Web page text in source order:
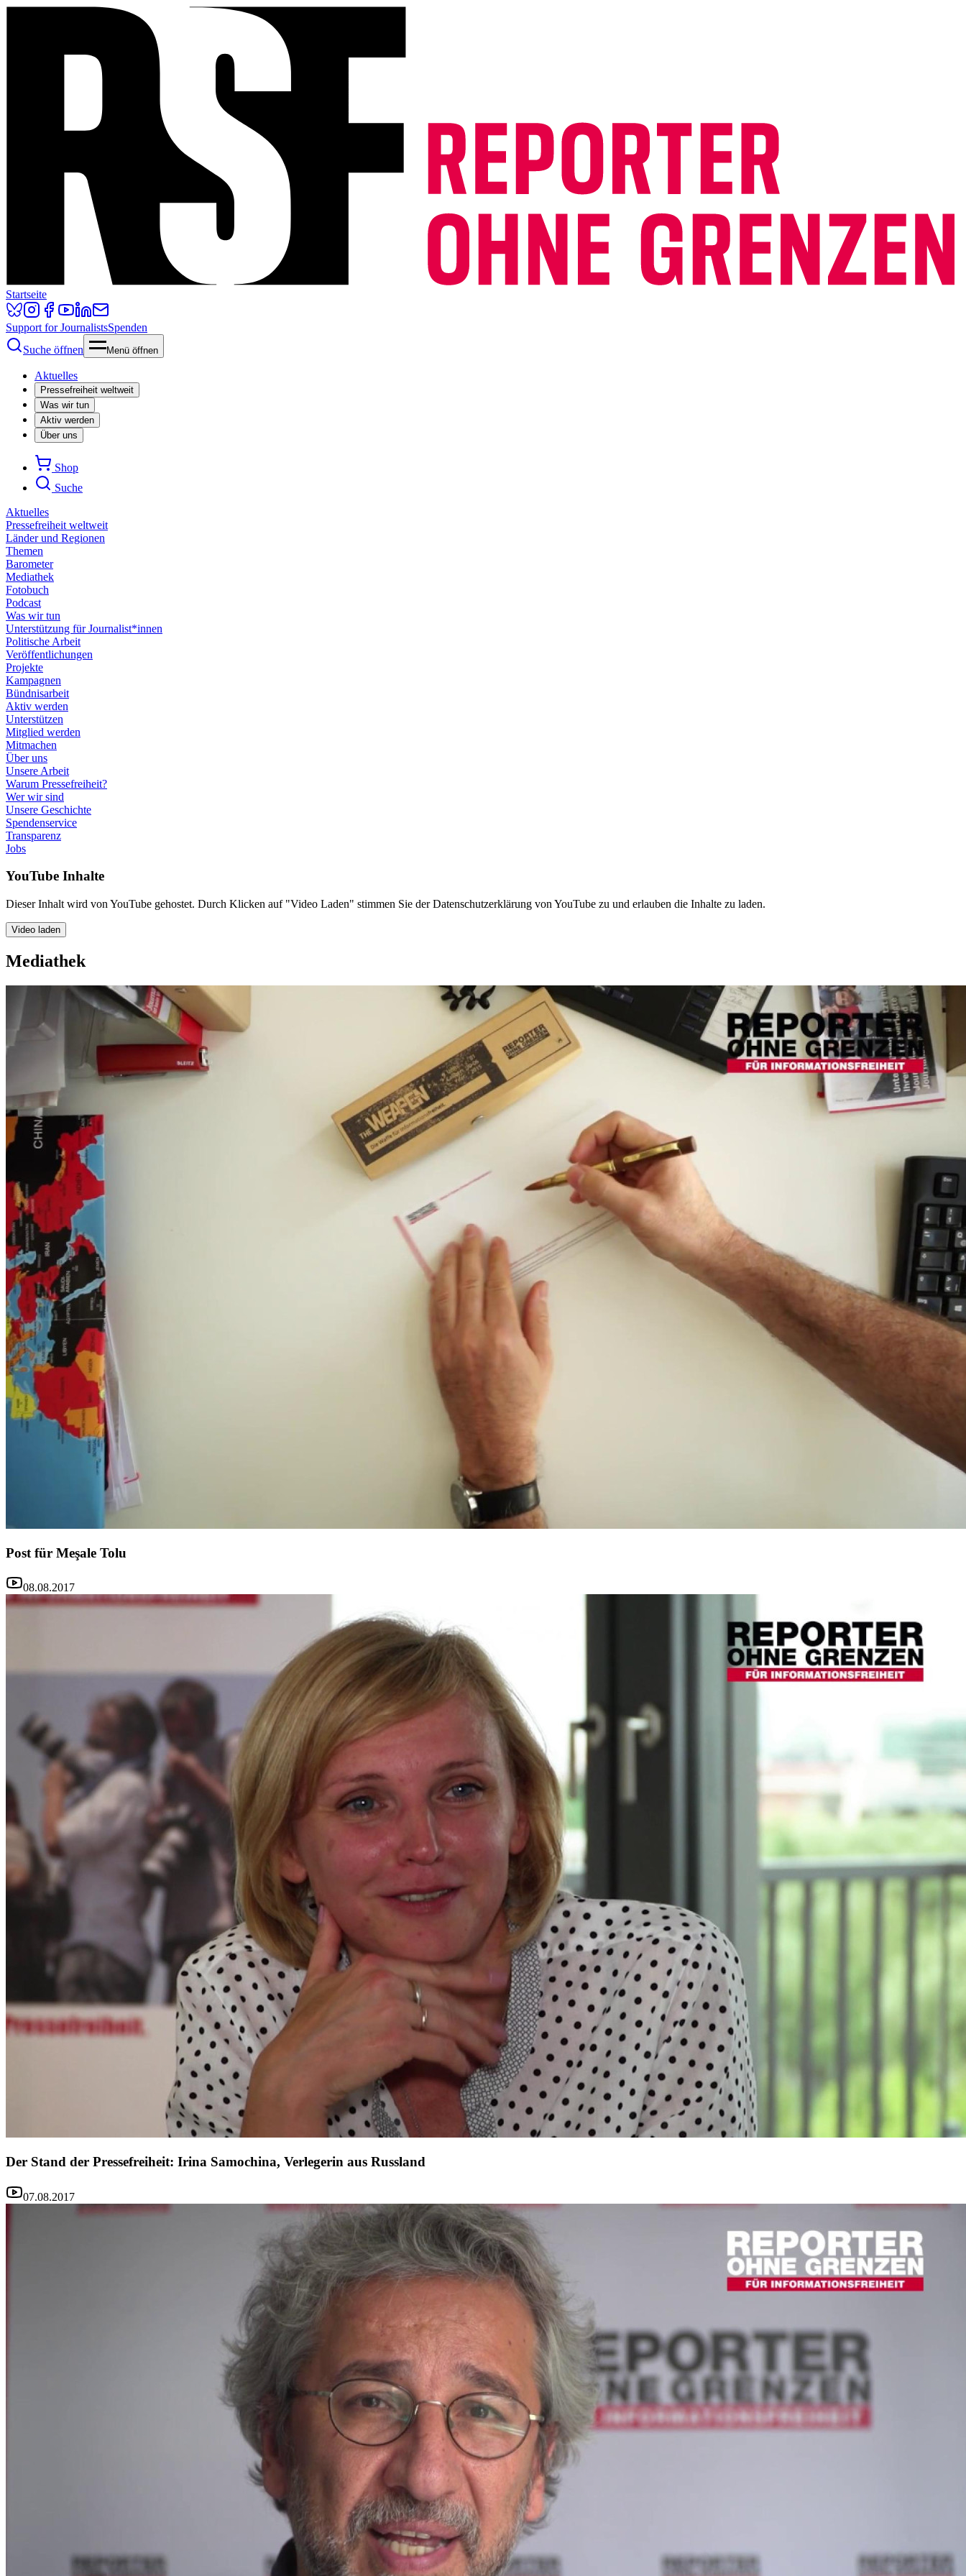
Startseite
Support for JournalistsSpenden
Suche öffnen
Menü öffnen
Aktuelles
Pressefreiheit weltweit
Was wir tun
Aktiv werden
Über uns
Shop
Suche
Aktuelles
Pressefreiheit weltweit
Länder und Regionen
Themen
Barometer
Mediathek
Fotobuch
Podcast
Was wir tun
Unterstützung für Journalist*innen
Politische Arbeit
Veröffentlichungen
Projekte
Kampagnen
Bündnisarbeit
Aktiv werden
Unterstützen
Mitglied werden
Mitmachen
Über uns
Unsere Arbeit
Warum Pressefreiheit?
Wer wir sind
Unsere Geschichte
Spendenservice
Transparenz
Jobs
YouTube Inhalte
Dieser Inhalt wird von YouTube gehostet. Durch Klicken auf "Video Laden" stimmen Sie der Datenschutzerklärung von YouTube zu und erlauben die Inhalte zu laden.
Video laden
Mediathek
Post für Meşale Tolu
08.08.2017
Der Stand der Pressefreiheit: Irina Samochina, Verlegerin aus Russland
07.08.2017